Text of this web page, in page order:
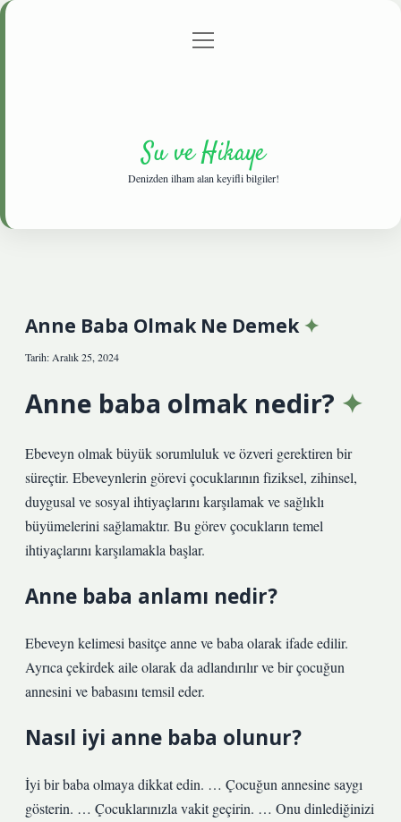
Gizlilik Politikası
menüyü
Su ve Hikaye
Denizden ilham alan keyifli bilgiler!
Anne Baba Olmak Ne Demek
Tarih: Aralık 25, 2024
Anne baba olmak nedir?
Ebeveyn olmak büyük sorumluluk ve özveri gerektiren bir
süreçtir. Ebeveynlerin görevi çocuklarının fiziksel, zihinsel,
duygusal ve sosyal ihtiyaçlarını karşılamak ve sağlıklı
büyümelerini sağlamaktır. Bu görev çocukların temel
ihtiyaçlarını karşılamakla başlar.
Anne baba anlamı nedir?
Ebeveyn kelimesi basitçe anne ve baba olarak ifade edilir.
Ayrıca çekirdek aile olarak da adlandırılır ve bir çocuğun
annesini ve babasını temsil eder.
Nasıl iyi anne baba olunur?
İyi bir baba olmaya dikkat edin. … Çocuğun annesine saygı
gösterin. … Çocuklarınızla vakit geçirin. … Onu dinlediğinizi